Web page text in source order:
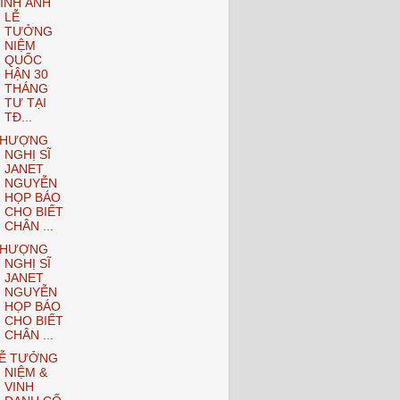
ẢNH
LỄ
TƯỞNG
NIỆM
QUỐC
HẬN 30
THÁNG
TƯ TẠI
TĐ...
NGHỊ SĨ
JANET
NGUYỄN
HỌP BÁO
CHO BIẾT
CHÂN ...
NGHỊ SĨ
JANET
NGUYỄN
HỌP BÁO
CHO BIẾT
CHÂN ...
TƯỞNG
NIỆM &
VINH